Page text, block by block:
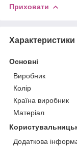
Приховати
Характеристики
Основні
Виробник
Колір
Країна виробник
Матеріал
Додаткова